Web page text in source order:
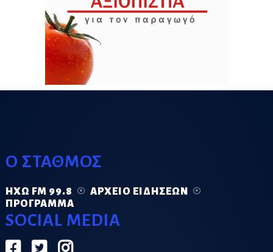
Ο ΣΤΑΘΜΟΣ
ΗΧΏ FM 99.8
ΑΡΧΕΊΟ ΕΙΔΉΣΕΩΝ
ΠΡΌΓΡΑΜΜΑ
SOCIAL MEDIA